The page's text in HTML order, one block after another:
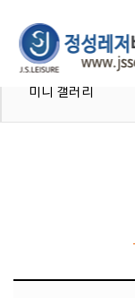
미니 갤러리